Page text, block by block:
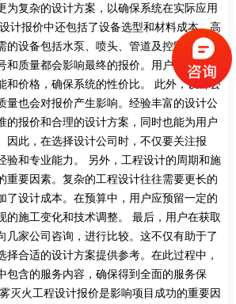
为复杂的设计方案，以确保系统在实际应用
计报价中还包括了设备选型和材料成本。高
的设备包括水泵、喷头、管道及控制系统
和质量都会影响最终的报价。用户在选择时
和价格，确保系统的性价比。 此外，设计公
量也会对报价产生影响。经验丰富的设计公
的报价和合理的设计方案，同时也能为用户
因此，在选择设计公司时，不仅要关注报
验和专业能力。 另外，工程设计的周期和施
重要因素。复杂的工程设计往往需要更长的
了设计成本。在预算中，用户应预留一定的
的施工变化和技术调整。 最后，用户在获取
几家公司咨询，进行比较。这不仅有助于了
择合适的设计方案提供参考。在此过程中，
包含的服务内容，确保得到全面的服务保
灭火工程设计报价是影响项目成功的重要因